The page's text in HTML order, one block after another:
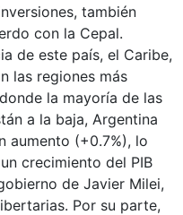
también
con la Cepal.
de este país, el Caribe,
las regiones más
la mayoría de las
a la baja, Argentina
aumento (+0.7%), lo
crecimiento del PIB
de Javier Milei,
Por su parte,